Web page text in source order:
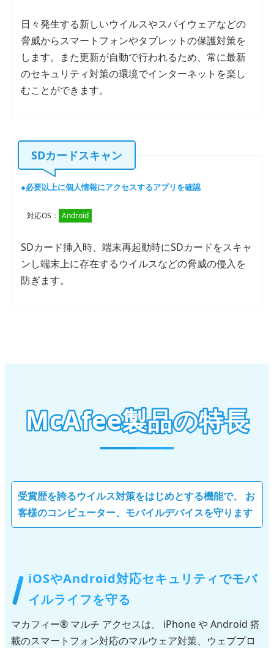
日々発生する新しいウイルスやスパイウェアなどの
脅威からスマートフォンやタブレットの保護対策を
します。また更新が自動で行われるため、常に最新
のセキュリティ対策の環境でインターネットを楽し
むことができます。
SDカードスキャン
必要以上に個人情報にアクセスするアプリを確認
対応OS： Android
SDカード挿入時、端末再起動時にSDカードをスキャ
ンし端末上に存在するウイルスなどの脅威の侵入を
防ぎます。
McAfee製品の特長
受賞歴を誇るウイルス対策をはじめとする機能で、
お
客様のコンピューター、モバイルデバイスを守ります
iOSやAndroid対応セキュリティでモバ
イルライフを守る
マカフィー® マルチ アクセスは、 iPhone や Android 搭
載のスマートフォン対応のマルウェア対策、ウェブプロ